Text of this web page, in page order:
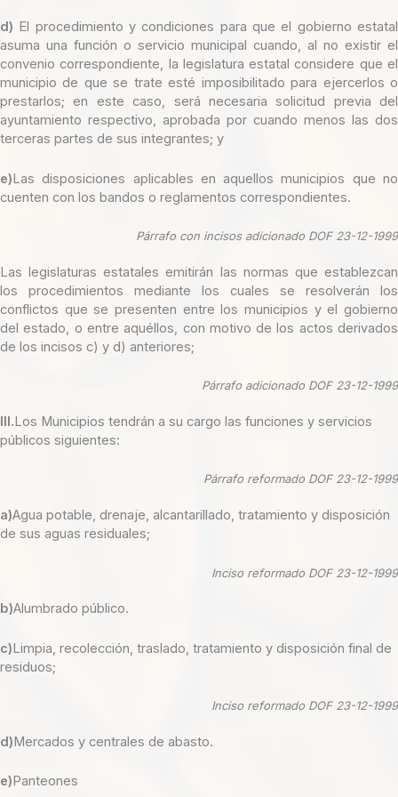
d) El procedimiento y condiciones para que el gobierno estatal
asuma una función o servicio municipal cuando, al no existir el
convenio correspondiente, la legislatura estatal considere que el
municipio de que se trate esté imposibilitado para ejercerlos o
prestarlos; en este caso, será necesaria solicitud previa del
ayuntamiento respectivo, aprobada por cuando menos las dos
terceras partes de sus integrantes; y
e)Las disposiciones aplicables en aquellos municipios que no
cuenten con los bandos o reglamentos correspondientes.
Párrafo con incisos adicionado DOF 23-12-1999
Las legislaturas estatales emitirán las normas que establezcan
los procedimientos mediante los cuales se resolverán los
conflictos que se presenten entre los municipios y el gobierno
del estado, o entre aquéllos, con motivo de los actos derivados
de los incisos c) y d) anteriores;
Párrafo adicionado DOF 23-12-1999
III.Los Municipios tendrán a su cargo las funciones y servicios
públicos siguientes:
Párrafo reformado DOF 23-12-1999
a)Agua potable, drenaje, alcantarillado, tratamiento y disposición
de sus aguas residuales;
Inciso reformado DOF 23-12-1999
b)Alumbrado público.
c)Limpia, recolección, traslado, tratamiento y disposición final de
residuos;
Inciso reformado DOF 23-12-1999
d)Mercados y centrales de abasto.
e)Panteones